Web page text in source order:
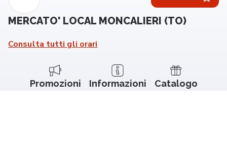
MERCATO' LOCAL MONCALIERI (TO)
Consulta tutti gli orari
Promozioni Informazioni Catalogo